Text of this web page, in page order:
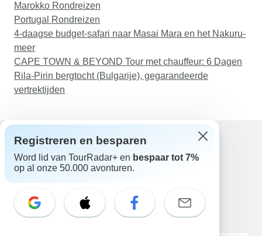
Marokko Rondreizen
Portugal Rondreizen
4-daagse budget-safari naar Masai Mara en het Nakuru-
meer
CAPE TOWN & BEYOND Tour met chauffeur: 6 Dagen
Rila-Pirin bergtocht (Bulgarije), gegarandeerde
vertrektijden
Hulp
Neem contact met ons op
E-mail: support@tourradar.com
Taal selecteren
Registreren en besparen
Word lid van TourRadar+ en bespaar tot 7%
op al onze 50.000 avonturen.